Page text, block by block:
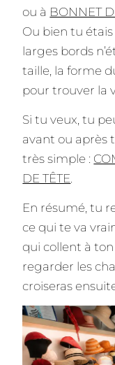
ou à BONNET
Ou bien tu
larges bords
taille, la forme
pour trouver la
Si tu veux, tu
avant ou après
très simple :
DE TÊTE
En résumé, tu
ce qui te va
qui collent à
regarder les
croiseras